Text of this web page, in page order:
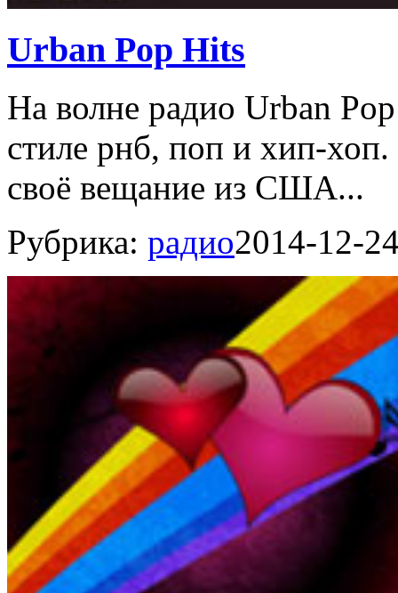
Urban Pop Hits
На волне радио Urban
стиле рнб, поп и хип-хоп.
своё вещание из США...
Рубрика: радио2014-12-